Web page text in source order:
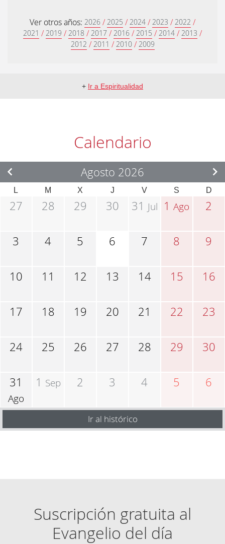
Ver otros años: 2026 / 2025 / 2024 / 2023 / 2022 /
2021 / 2019 / 2018 / 2017 / 2016 / 2015 / 2014 / 2013 /
2012 / 2011 / 2010 / 2009
+ Ir a Espiritualidad
Calendario
Agosto 2026
L M X J V S D
27 28 29 30 31 Jul 1Ago 2
3 4 5 6 7 8 9
10 11 12 13 14 15 16
17 18 19 20 21 22 23
24 25 26 27 28 29 30
31
Ago
1 Sep 2 3 4 5 6
Ir al histórico
Suscripción gratuita al
Evangelio del día